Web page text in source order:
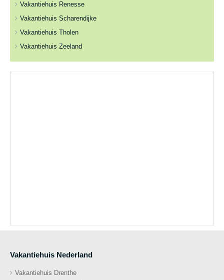
Vakantiehuis Renesse
Vakantiehuis Scharendijke
Vakantiehuis Tholen
Vakantiehuis Zeeland
Vakantiehuis Nederland
Vakantiehuis Drenthe